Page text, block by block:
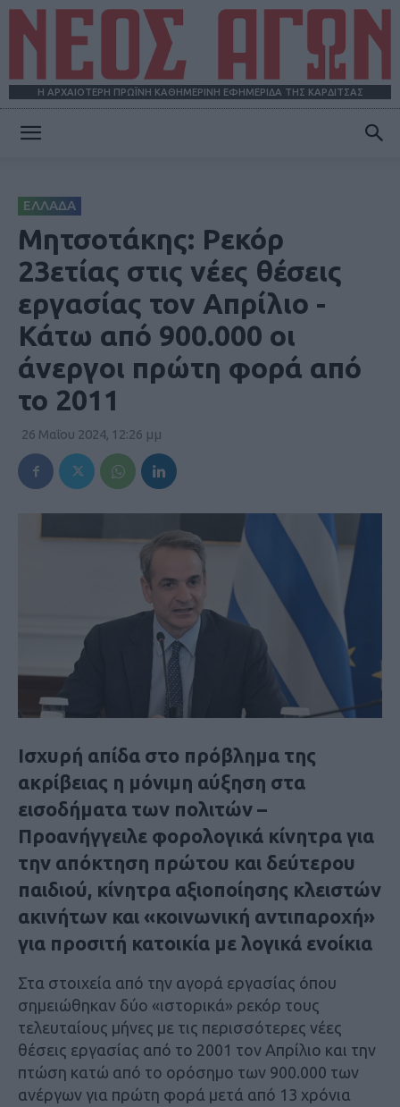
Η ΑΡΧΑΙΟΤΕΡΗ ΠΡΩΪΝΗ ΚΑΘΗΜΕΡΙΝΗ ΕΦΗΜΕΡΙΔΑ ΤΗΣ ΚΑΡΔΙΤΣΑΣ
ΕΛΛΑΔΑ
Μητσοτάκης: Ρεκόρ
23ετίας στις νέες θέσεις
εργασίας τον Απρίλιο -
Κάτω από 900.000 οι
άνεργοι πρώτη φορά από
το 2011
26 Μαΐου 2024, 12:26 μμ
Ισχυρή απίδα στο πρόβλημα της
ακρίβειας η μόνιμη αύξηση στα
εισοδήματα των πολιτών –
Προανήγγειλε φορολογικά κίνητρα για
την απόκτηση πρώτου και δεύτερου
παιδιού, κίνητρα αξιοποίησης κλειστών
ακινήτων και «κοινωνική αντιπαροχή»
για προσιτή κατοικία με λογικά ενοίκια
Στα στοιχεία από την αγορά εργασίας όπου
σημειώθηκαν δύο «ιστορικά» ρεκόρ τους
τελευταίους μήνες με τις περισσότερες νέες
θέσεις εργασίας από το 2001 τον Απρίλιο και την
πτώση κατώ από το ορόσημο των 900.000 των
ανέργων για πρώτη φορά μετά από 13 χρόνια